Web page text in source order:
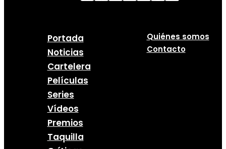
Portada
Noticias
Cartelera
Películas
Series
Vídeos
Premios
Taquilla
Quiénes somos
Contacto